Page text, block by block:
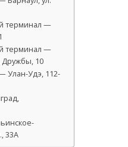
терминал —
терминал —
Дружбы, 10
Улан-Удэ, 112-
33А